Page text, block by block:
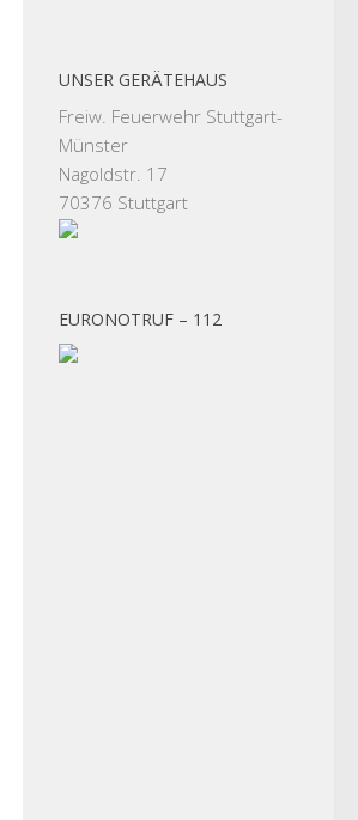
UNSER GERÄTEHAUS
Freiw. Feuerwehr Stuttgart-
Münster
Nagoldstr. 17
70376 Stuttgart
EURONOTRUF – 112